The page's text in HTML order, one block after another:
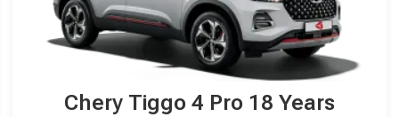
Chery Tiggo 4 Pro 18 Years